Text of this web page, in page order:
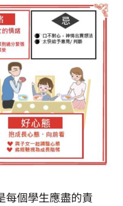
每個學生應盡的責